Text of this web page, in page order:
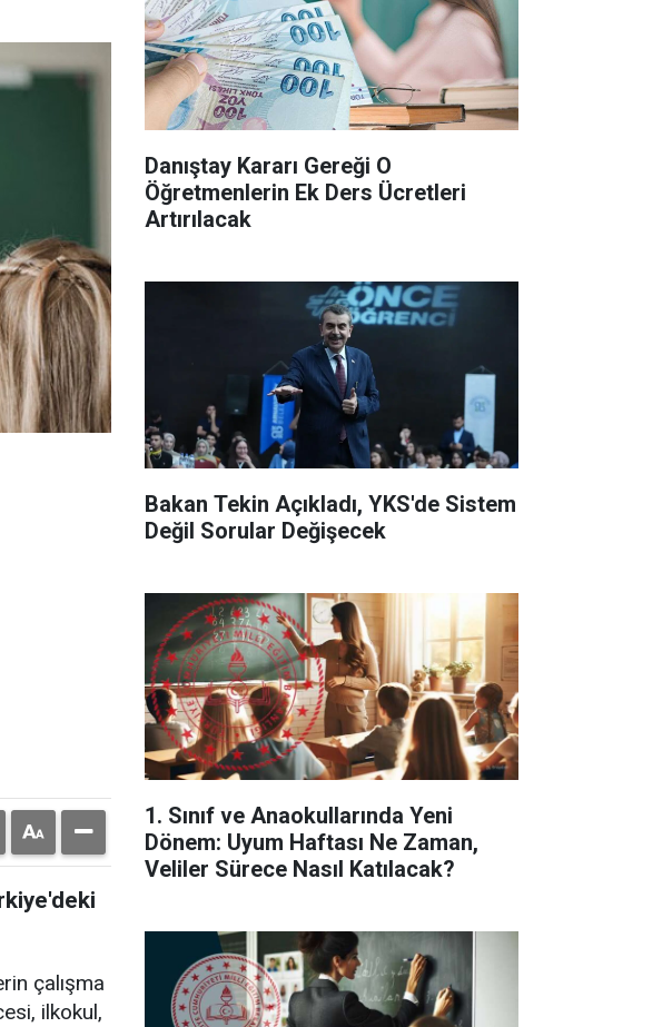
çalışma
ilkokul,
Danıştay Kararı Gereği O
Öğretmenlerin Ek Ders Ücretleri
Artırılacak
Bakan Tekin Açıkladı, YKS'de Sistem
Değil Sorular Değişecek
1. Sınıf ve Anaokullarında Yeni
Dönem: Uyum Haftası Ne Zaman,
Veliler Sürece Nasıl Katılacak?